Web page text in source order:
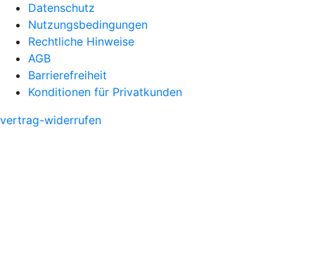
Datenschutz
Nutzungsbedingungen
Rechtliche Hinweise
AGB
Barrierefreiheit
Konditionen für Privatkunden
vertrag-widerrufen